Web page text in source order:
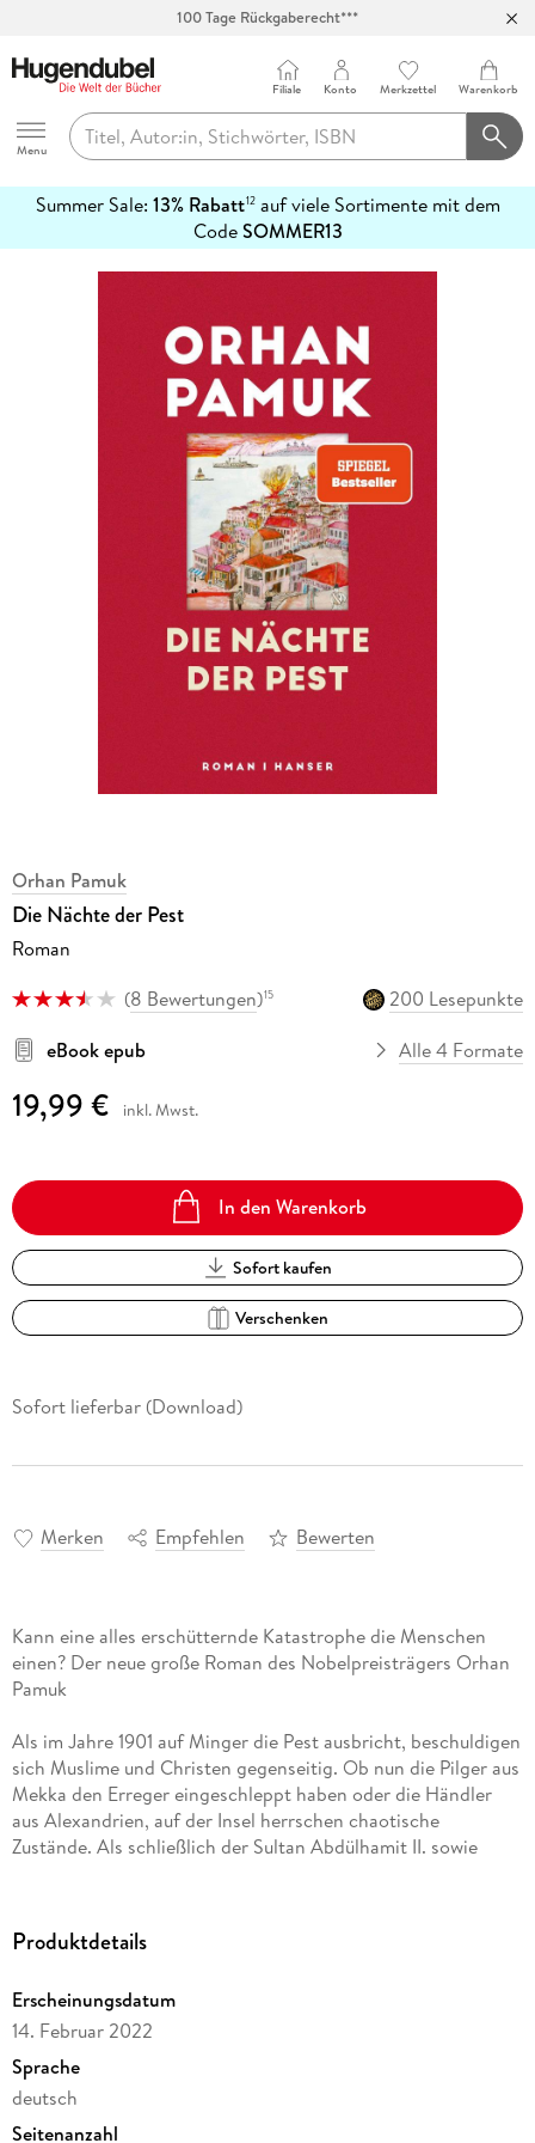
100 Tage Rückgaberecht***
Hugendubel
Menu
Filiale Konto Merkzettel Warenkorb
Summer Sale: 13% Rabatt12auf viele Sortimente mit dem
CodeSOMMER13
erfahren
Orhan Pamuk
Die Nächte der Pest
Roman
(8 Bewertungen)15
200 Lesepunkte
eBook epub
Alle 4 Formate
19,99 € inkl. Mwst.
In den Warenkorb
Sofort kaufen
Verschenken
Sofort lieferbar (Download)
Merken Empfehlen Bewerten
Kann eine alles erschütternde Katastrophe die Menschen
einen? Der neue große Roman des Nobelpreisträgers Orhan
Pamuk
Als im Jahre 1901 auf Minger die Pest ausbricht, beschuldigen
sich Muslime und Christen gegenseitig. Ob nun die Pilger aus
Mekka den Erreger eingeschleppt haben oder die Händler
aus Alexandrien, auf der Insel herrschen chaotische
Zustände. Als schließlich der Sultan Abdülhamit II. sowie
gestellt. Orhan Pamuks neues Buch ist einzigartiger
gefährdete Osmanische Reich sowie ein großer historischer
Roman, in dem sich Phantasie und Wirklichkeit,
Vergangenheit und Gegenwart, Ost und West raffiniert
verbinden.
Produktdetails
Erscheinungsdatum
14. Februar 2022
Sprache
deutsch
Seitenanzahl